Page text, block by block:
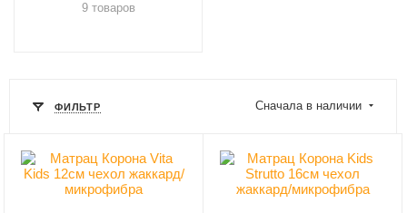
9 товаров
ФИЛЬТР Сначала в наличии